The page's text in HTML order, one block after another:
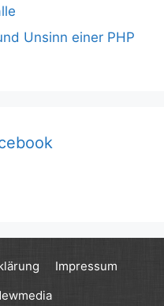
Unsinn einer PHP
Impressum